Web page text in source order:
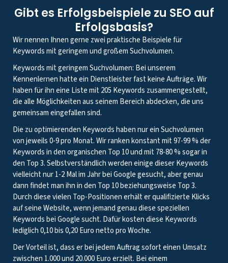
Gibt es Erfolgsbeispiele zu SEO auf
Erfolgsbasis?
Wir nennen Ihnen gerne zwei praktische Beispiele für
Keywords mit geringem und großem Suchvolumen.
Keywords mit geringem Suchvolumen: Bei unserem
Kennenlernen hatte ein Dienstleister fast keine Aufträge. Wir
haben für ihn eine Liste mit 205 Keywords zusammengestellt,
die alle Möglichkeiten aus seinem Bereich abdecken, die uns
gemeinsam eingefallen sind.
Die zu optimierenden Keywords haben nur ein Suchvolumen
von jeweils 0-9 pro Monat. Wir ranken konstant mit 97-99 % der
Keywords in den organischen Top 10 und mit 78-80 % sogar in
den Top 3. Selbstverständlich werden einige dieser Keywords
vielleicht nur 1-2 Mal im Jahr bei Google gesucht, aber genau
dann findet man ihn in den Top 10 beziehungsweise Top 3.
Durch diese vielen Top-Positionen erhält er qualifizierte Klicks
auf seine Website, wenn jemand genau diese speziellen
Keywords bei Google sucht. Dafür kosten diese Keywords
lediglich 0,10 bis 0,20 Euro netto pro Woche.
Der Vorteil ist, dass er bei jedem Auftrag sofort einen Umsatz
zwischen 1.000 und 20.000 Euro erzielt. Bei einem